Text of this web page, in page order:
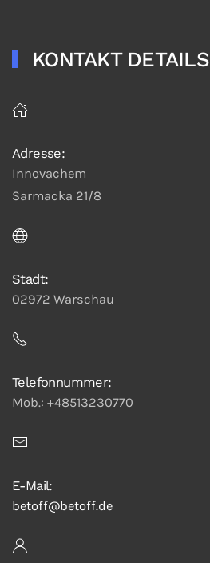
KONTAKT DETAILS
Adresse:
Innovachem
Sarmacka 21/8
Stadt:
02972 Warschau
Telefonnummer:
Mob.: +48513230770
E-Mail:
betoff@betoff.de